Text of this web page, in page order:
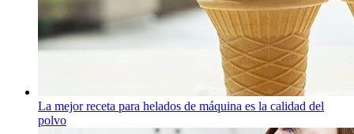
La mejor receta para helados de máquina es la calidad del
polvo